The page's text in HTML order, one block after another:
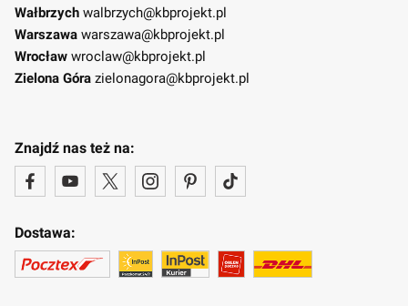
Wałbrzych walbrzych@kbprojekt.pl
Warszawa warszawa@kbprojekt.pl
Wrocław wroclaw@kbprojekt.pl
Zielona Góra zielonagora@kbprojekt.pl
Znajdź nas też na:
Dostawa: